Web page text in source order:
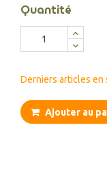
Quantité
Derniers articles en
Ajouter au